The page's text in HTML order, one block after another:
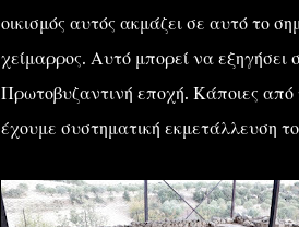
οικισμός αυτός ακμάζει σε αυτό το
χείμαρρος. Αυτό μπορεί να εξηγήσει
Πρωτοβυζαντινή εποχή. Κάποιες από
έχουμε συστηματική εκμετάλλευση